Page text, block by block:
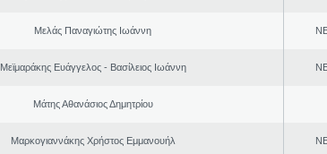
Μελάς Παναγιώτης Ιωάννη
Μεϊμαράκης Ευάγγελος - Βασίλειος Ιωάννη
Μάτης Αθανάσιος Δημητρίου
Μαρκογιαννάκης Χρήστος Εμμανουήλ